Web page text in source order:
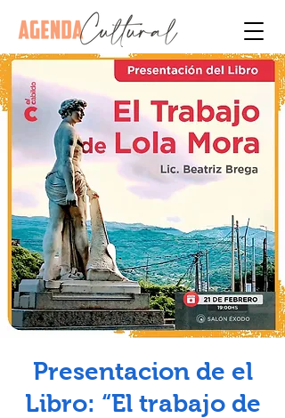
Presentacion de el
Libro: “El trabajo de